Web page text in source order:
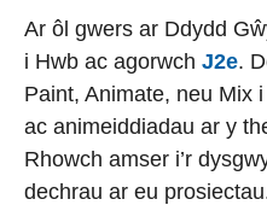
Ar ôl gwers ar Ddydd
i Hwb ac agorwch J2e.
Paint, Animate, neu Mix
ac animeiddiadau ar y
Rhowch amser i’r
dechrau ar eu